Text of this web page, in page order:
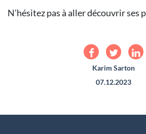
N’hésitez pas à aller découvrir ses
Karim Sarton
07.12.2023